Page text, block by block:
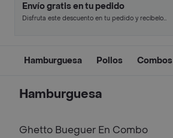
Envío gratis en tu pedido
Disfruta este descuento en tu pedido y recíbelo
Hamburguesa Pollos Combos
Hamburguesa
Ghetto Bueguer En Combo